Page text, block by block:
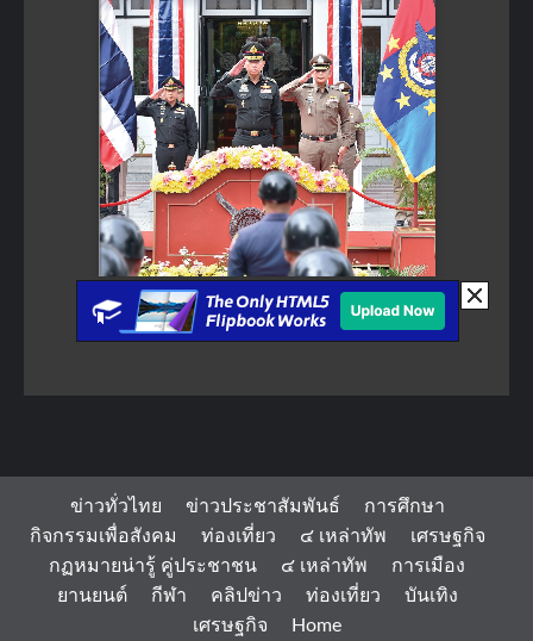
ข่าวทั่วไทย ข่าวประชาสัมพันธ์
การศึกษา
กิจกรรมเพื่อสังคม
ท่องเที่ยว ๔ เหล่าทัพ
เศรษฐกิจ
กฏหมายน่ารู้ คู่ประชาชน
๔ เหล่าทัพ
การเมือง
ยานยนต์
กีฬา คลิปข่าว ท่องเที่ยว
บันเทิง
เศรษฐกิจ
Home